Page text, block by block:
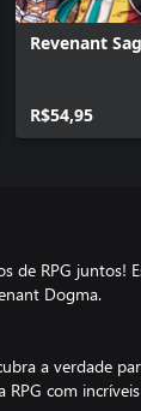
Revenant
R$54,95
de RPG juntos!
Dogma.
a verdade
RPG com